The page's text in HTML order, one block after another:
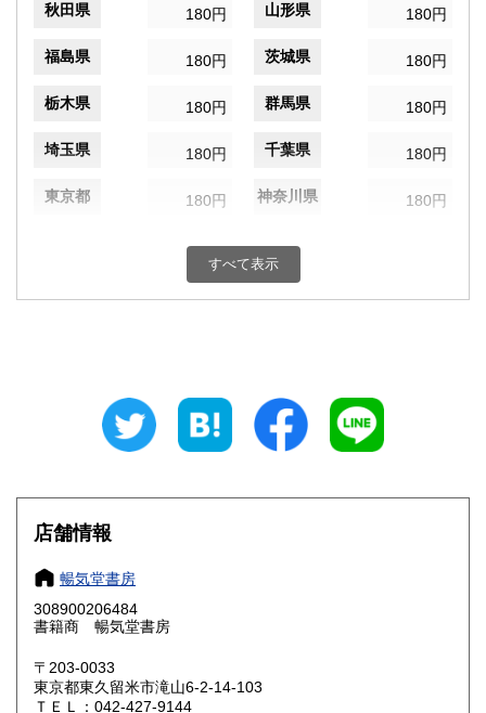
秋田県 180円 山形県 180円
福島県 180円 茨城県 180円
栃木県 180円 群馬県 180円
埼玉県 180円 千葉県 180円
東京都 180円 神奈川県 180円
180円 富山県
180円 三重県
大阪府
奈良県
鳥取県
岡山県
山口県
すべて表示
店舗情報
暢気堂書房
308900206484
書籍商 暢気堂書房
〒203-0033
東京都東久留米市滝山6-2-14-103
ＴＥＬ：042-427-9144